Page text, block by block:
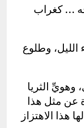
… كغراب
الليل، وطلوع
الثريا
عن مثل هذا
هذا الاهتزاز